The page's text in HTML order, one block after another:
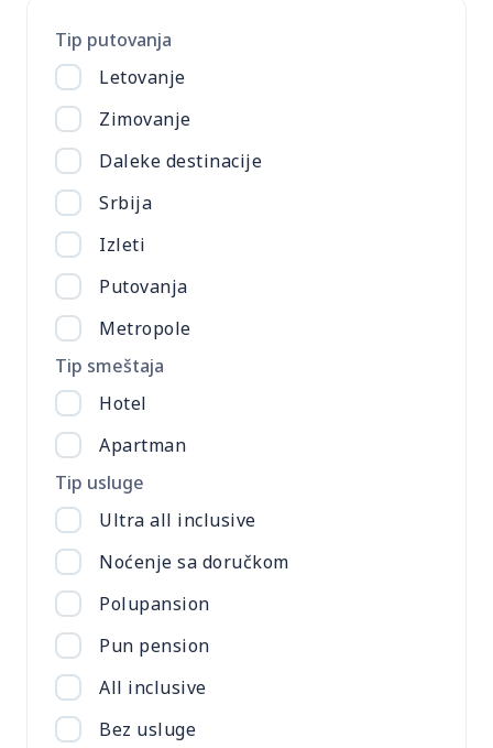
Tip putovanja
Letovanje
Zimovanje
Daleke destinacije
Srbija
Izleti
Putovanja
Metropole
Tip smeštaja
Hotel
Apartman
Tip usluge
Ultra all inclusive
Noćenje sa doručkom
Polupansion
Pun pension
All inclusive
Bez usluge